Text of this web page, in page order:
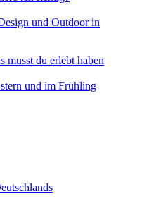
und Outdoor in
musst du erlebt haben
und im Frühling